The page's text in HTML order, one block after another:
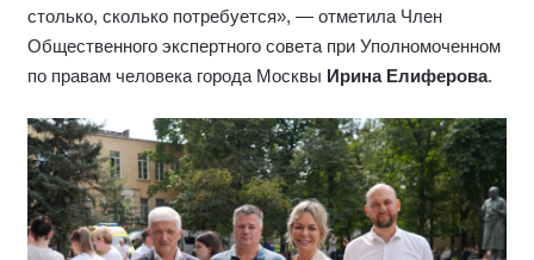
столько, сколько потребуется», — отметила Член
Общественного экспертного совета при Уполномоченном
по правам человека города Москвы Ирина Елиферова.